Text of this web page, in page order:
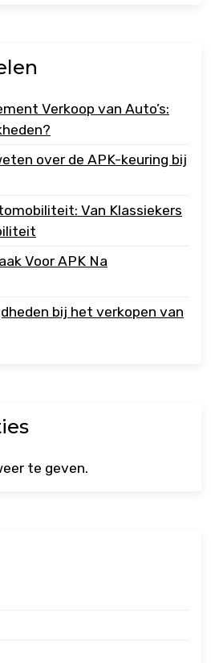
Verkoop van Auto’s:
over de APK-keuring bij
Van Klassiekers
Voor APK Na
bij het verkopen van
te geven.